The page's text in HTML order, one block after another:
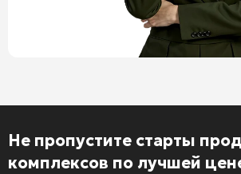
Не пропустите старты
комплексов по лучшей